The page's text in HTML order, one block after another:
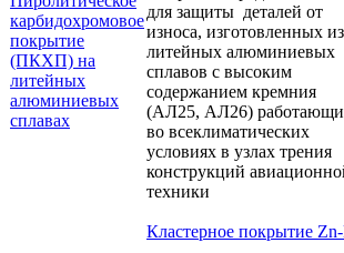
эрозионного износа.
Детали, работающие на
трение-износ в условиях
сухого трения при низких
и средних удельных
нагрузках
Детали, работающие на
трение-износ в условиях
сухого трения при
удельных нагрузках.
для защиты деталей от
износа, изготовленных из
литейных алюминиевых
сплавов с высоким
содержанием кремния
(АЛ25, АЛ26)
во всеклиматических
условиях в узлах трения
конструкций
техники
Кластерное покрытие